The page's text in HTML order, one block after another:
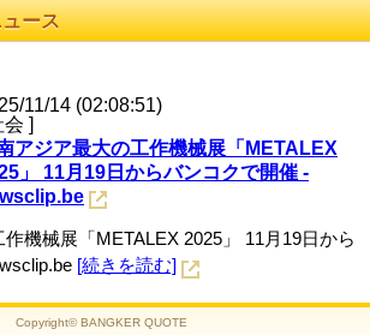
ース
11/14 (02:08:51)
会 ]
アジア最大の工作機械展「METALEX
」 11月19日からバンコクで開催 -
機械展「METALEX 2025」 11月19日から
[続きを読む]
Copyright© BANGKER QUOTE